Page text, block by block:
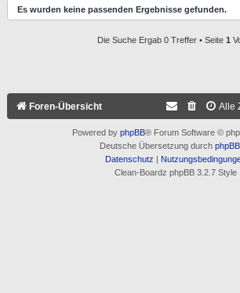
Es wurden keine passenden Ergebnisse gefunden.
Die Suche Ergab 0 Treffer • Seite 1
Foren-Übersicht Alle
Powered by phpBB® Forum Software ©
Deutsche Übersetzung durch
Datenschutz |
Clean-Boardz phpBB 3.2.7 Style